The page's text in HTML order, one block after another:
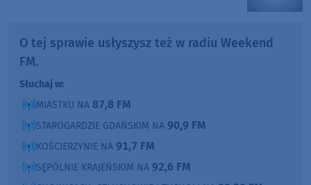
O tej sprawie usłyszysz też w radiu Weekend
FM.
Słuchaj w:
MIASTKU NA 87,8 FM
STAROGARDZIE GDAŃSKIM NA 90,9 FM
KOŚCIERZYNIE NA 91,7 FM
SĘPÓLNIE KRAJEŃSKIM NA 92,6 FM